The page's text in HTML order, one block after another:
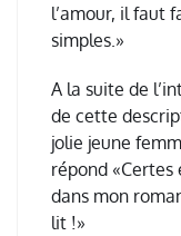
l’amour, il faut
simples.»
A la suite de
de cette
jolie jeune
répond
dans mon
lit !»